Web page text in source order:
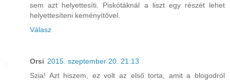
sem azt helyettesíti. Piskótáknál a liszt egy részét lehet
helyettesíteni keményítővel.
Válasz
Orsi 2015. szeptember 20. 21:13
Szia! Azt hiszem, ez volt az első torta, amit a blogodról